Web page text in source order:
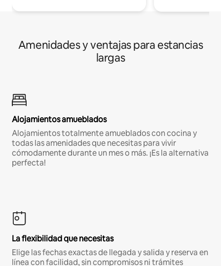
Amenidades y ventajas para estancias
largas
Alojamientos amueblados
Alojamientos totalmente amueblados con cocina y
todas las amenidades que necesitas para vivir
cómodamente durante un mes o más. ¡Es la alternativa
perfecta!
La flexibilidad que necesitas
Elige las fechas exactas de llegada y salida y reserva en
línea con facilidad, sin compromisos ni trámites